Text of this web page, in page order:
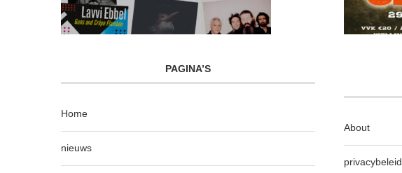
PAGINA’S
Home
nieuws
About
privacybeleid